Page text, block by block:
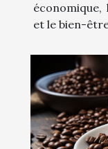
et le bien-